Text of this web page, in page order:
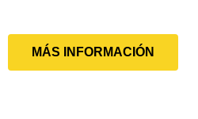
MÁS INFORMACIÓN